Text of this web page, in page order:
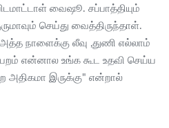
வைஷூ. சப்பாத்தியும்
செய்து வைத்திருந்தாள்.
நாளைக்கு லீவு ,துணி எல்லாம்
என்னால உங்க கூட உதவி செய்ய
அதிகமா இருக்கு" என்றால்